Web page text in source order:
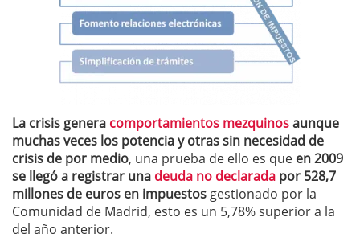
La crisis genera comportamientos mezquinosaunque
muchas veces los potencia y otras sin necesidad de
crisis de por medio, una prueba de ello es que en 2009
se llegó a registrar una deuda no declarada por 528,7
millones de euros en impuestos gestionado por la
Comunidad de Madrid, esto es un 5,78% superior a la
del año anterior.